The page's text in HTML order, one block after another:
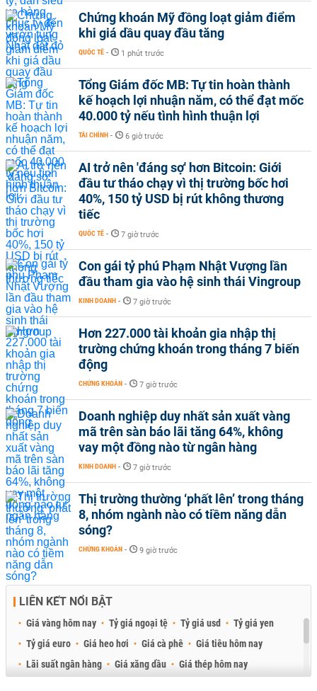
Chứng khoán Mỹ đồng loạt giảm điểm
khi giá dầu quay đầu tăng
QUỐC TẾ - 1 phút trước
Tổng Giám đốc MB: Tự tin hoàn thành
kế hoạch lợi nhuận năm, có thể đạt mốc
40.000 tỷ nếu tình hình thuận lợi
TÀI CHÍNH - 6 giờ trước
AI trở nên 'đáng sợ' hơn Bitcoin: Giới
đầu tư tháo chạy vì thị trường bốc hơi
40%, 150 tỷ USD bị rút không thương
tiếc
QUỐC TẾ - 7 giờ trước
Con gái tỷ phú Phạm Nhật Vượng lần
đầu tham gia vào hệ sinh thái Vingroup
KINH DOANH - 7 giờ trước
Hơn 227.000 tài khoản gia nhập thị
trường chứng khoán trong tháng 7 biến
động
CHỨNG KHOÁN - 7 giờ trước
Doanh nghiệp duy nhất sản xuất vàng
mã trên sàn báo lãi tăng 64%, không
vay một đồng nào từ ngân hàng
KINH DOANH - 7 giờ trước
Thị trường thường ‘phất lên’ trong tháng
8, nhóm ngành nào có tiềm năng dẫn
sóng?
CHỨNG KHOÁN - 9 giờ trước
LIÊN KẾT NỔI BẬT
Giá vàng hôm nay Tỷ giá ngoại tệ Tỷ giá usd
Tỷ giá yen
Tỷ giá euro
Giá heo hơi Giá cà phê
Giá tiêu hôm nay
Lãi suất ngân hàng
Giá xăng dầu
Giá thép hôm nay